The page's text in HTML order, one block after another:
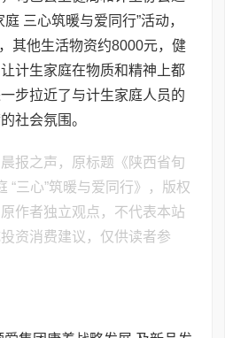
三心筑暖与爱同行”活动，
其他生活物资约8000元，健
计生家庭在物质和精神上都
步拉近了与计生家庭人员的
社会氛围。
报之声，原标题《陕西省旬
“三心”筑暖与爱同行》，版权
作者独立观点，不代表本站
资消费建议，仅供读者参